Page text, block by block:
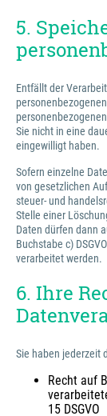
5.
Entfällt der
Sie nicht in eine
eingewilligt haben.
Sofern einzelne
von gesetzlichen
steuer- und
Stelle einer
Daten dürfen dann
Buchstabe c)
verarbeitet werden.
6. Ihre
Sie haben jederzeit
Recht auf
15 DSGVO